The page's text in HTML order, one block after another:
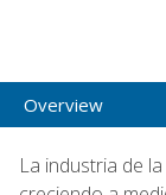
Overview
La industria de